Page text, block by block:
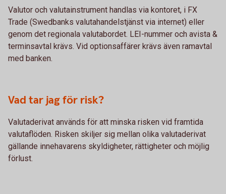
Valutor och valutainstrument handlas via kontoret, i FX
Trade (Swedbanks valutahandelstjänst via internet) eller
genom det regionala valutabordet. LEI-nummer och avista &
terminsavtal krävs. Vid optionsaffärer krävs även ramavtal
med banken.
Vad tar jag för risk?
Valutaderivat används för att minska risken vid framtida
valutaflöden. Risken skiljer sig mellan olika valutaderivat
gällande innehavarens skyldigheter, rättigheter och möjlig
förlust.